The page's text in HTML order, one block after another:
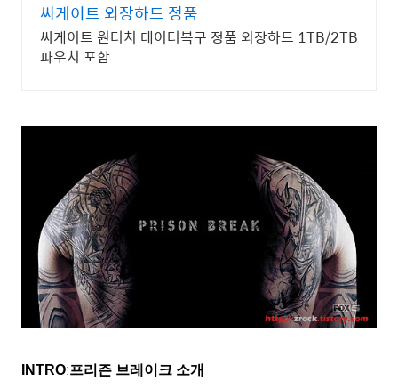
씨게이트 외장하드 정품
씨게이트 원터치 데이터복구 정품 외장하드 1TB/2TB
파우치 포함
INTROː프리즌 브레이크 소개